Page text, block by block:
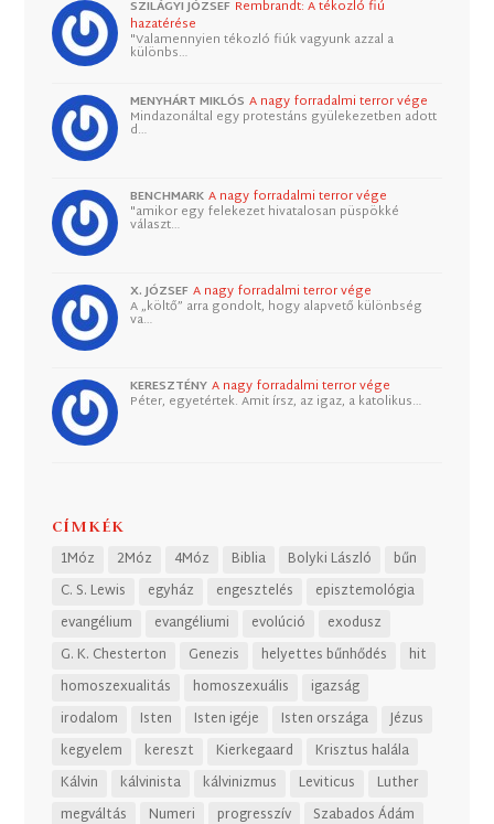
SZILÁGYI JÓZSEF Rembrandt: A tékozló fiú
hazatérése
"Valamennyien tékozló fiúk vagyunk azzal a
különbs…
MENYHÁRT MIKLÓS A nagy forradalmi terror vége
Mindazonáltal egy protestáns gyülekezetben adott
d…
BENCHMARK A nagy forradalmi terror vége
"amikor egy felekezet hivatalosan püspökké
választ…
X. JÓZSEF A nagy forradalmi terror vége
A „költő” arra gondolt, hogy alapvető különbség
va…
KERESZTÉNY A nagy forradalmi terror vége
Péter, egyetértek. Amit írsz, az igaz, a katolikus…
CÍMKÉK
1Móz 2Móz 4Móz Biblia Bolyki László
bűn
C. S. Lewis
egyház engesztelés
episztemológia
evangélium
evangéliumi evolúció
exodusz
G. K. Chesterton
Genezis helyettes bűnhődés
hit
homoszexualitás
homoszexuális
igazság
irodalom
Isten Isten igéje Isten országa
Jézus
kegyelem
kereszt Kierkegaard
Krisztus halála
Kálvin
kálvinista kálvinizmus Leviticus
Luther
megváltás
Numeri progresszív Szabados Ádám